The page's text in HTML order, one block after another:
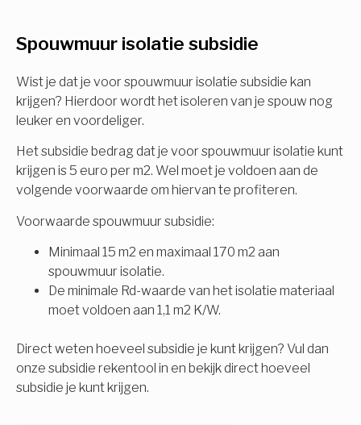
Spouwmuur isolatie subsidie
Wist je dat je voor spouwmuur isolatie subsidie kan
krijgen? Hierdoor wordt het isoleren van je spouw nog
leuker en voordeliger.
Het subsidie bedrag dat je voor spouwmuur isolatie kunt
krijgen is 5 euro per m2. Wel moet je voldoen aan de
volgende voorwaarde om hiervan te profiteren.
Voorwaarde spouwmuur subsidie:
Minimaal 15 m2 en maximaal 170 m2 aan
spouwmuur isolatie.
De minimale Rd-waarde van het isolatie materiaal
moet voldoen aan 1,1 m2 K/W.
Direct weten hoeveel subsidie je kunt krijgen? Vul dan
onze subsidie rekentool in en bekijk direct hoeveel
subsidie je kunt krijgen.
Isolatiemaatregel
Spouwisolatie
Vloerisolatie
Dakisolatie
Gevelisolatie
Vorige
subsidie!
Vul uw gegevens in en ontvang nu direct uw
berekening per mail.
Voornaam
Achternaam